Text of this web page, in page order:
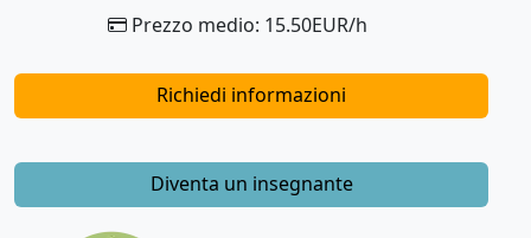
Prezzo medio: 15.50EUR/h
Richiedi informazioni
Diventa un insegnante